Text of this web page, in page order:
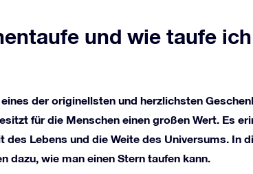
und wie taufe ich
der originellsten und herzlichsten
für die Menschen einen großen Wert. Es
Lebens und die Weite des Universums. In
dazu, wie man einen Stern taufen kann.